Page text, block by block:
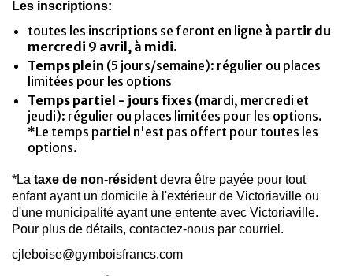
Les inscriptions:
toutes les inscriptions se feront en ligne à partir du
mercredi 9 avril, à midi.
Temps plein (5 jours/semaine): régulier ou places
limitées pour les options
Temps partiel - jours fixes (mardi, mercredi et
jeudi): régulier ou places limitées pour les options.
*Le temps partiel n'est pas offert pour toutes les
options.
*La taxe de non-résident devra être payée pour tout
enfant ayant un domicile à l'extérieur de Victoriaville ou
d'une municipalité ayant une entente avec Victoriaville.
Pour plus de détails, contactez-nous par courriel.
cjleboise@gymboisfrancs.com